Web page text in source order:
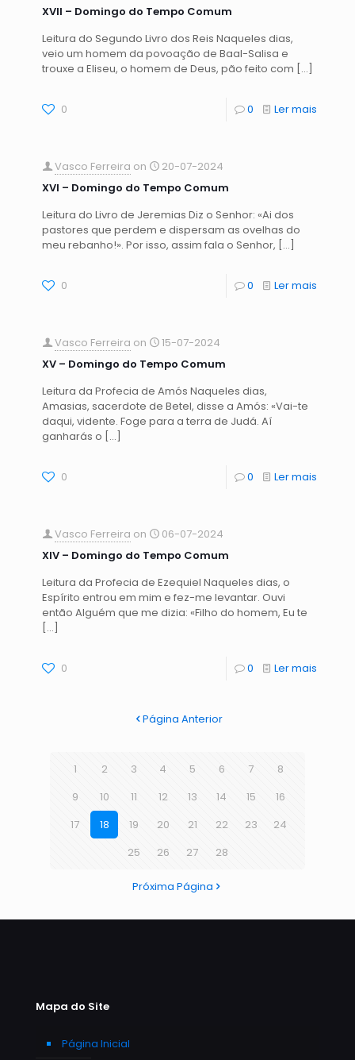
XVII – Domingo do Tempo Comum
Leitura do Segundo Livro dos Reis Naqueles dias,
veio um homem da povoação de Baal-Salisa e
trouxe a Eliseu, o homem de Deus, pão feito com […]
0 0 Ler mais
Vasco Ferreira on
20-07-2024
XVI – Domingo do Tempo Comum
Leitura do Livro de Jeremias Diz o Senhor: «Ai dos
pastores que perdem e dispersam as ovelhas do
meu rebanho!». Por isso, assim fala o Senhor, […]
0 0 Ler mais
Vasco Ferreira on
15-07-2024
XV – Domingo do Tempo Comum
Leitura da Profecia de Amós Naqueles dias,
Amasias, sacerdote de Betel, disse a Amós: «Vai-te
daqui, vidente. Foge para a terra de Judá. Aí
ganharás o […]
0 0 Ler mais
Vasco Ferreira on
06-07-2024
XIV – Domingo do Tempo Comum
Leitura da Profecia de Ezequiel Naqueles dias, o
Espírito entrou em mim e fez-me levantar. Ouvi
então Alguém que me dizia: «Filho do homem, Eu te
[…]
0 0 Ler mais
Página Anterior
1 2 3 4 5 6 7
8
9
10 11 12 13 14 15
16
17
18 19 20 21 22 23
24
25
26 27 28
Próxima Página
Mapa do Site
Página Inicial